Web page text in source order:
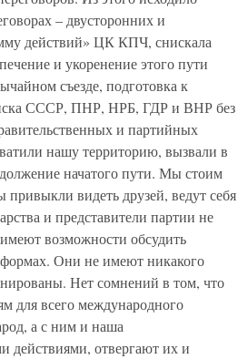
– двусторонних и
действий» ЦК КПЧ, снискала
и укоренение этого пути
съезде, подготовка к
СССР, ПНР, НРБ, ГДР и ВНР без
и партийных
нашу территорию, вызвали в
начатого пути. Мы стоим
привыкли видеть друзей, ведут себя
и представители партии не
возможности обсудить
Они не имеют никакого
Нет сомнений в том, что
для всего международного
а с ним и наша
действиями, отвергают их и